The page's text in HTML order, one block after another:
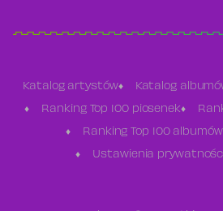
Katalog artystów Katalog
Ranking Top 100 piosenek
Ranking Top 100 albumów
Ustawienia